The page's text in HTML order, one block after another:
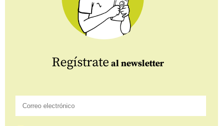
Regístrate al newsletter